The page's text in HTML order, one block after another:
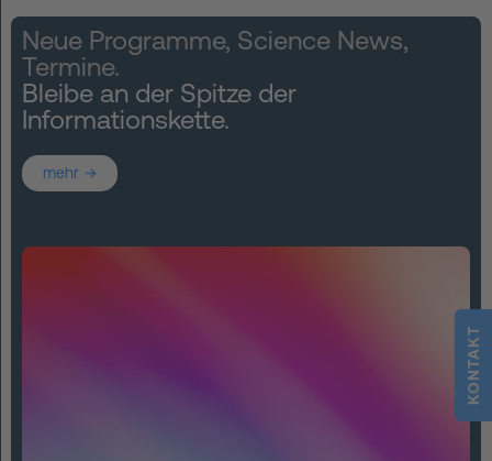
Neue Programme, Science News,
Termine.
Bleibe an der Spitze der
Informationskette.
mehr
KONTAKT